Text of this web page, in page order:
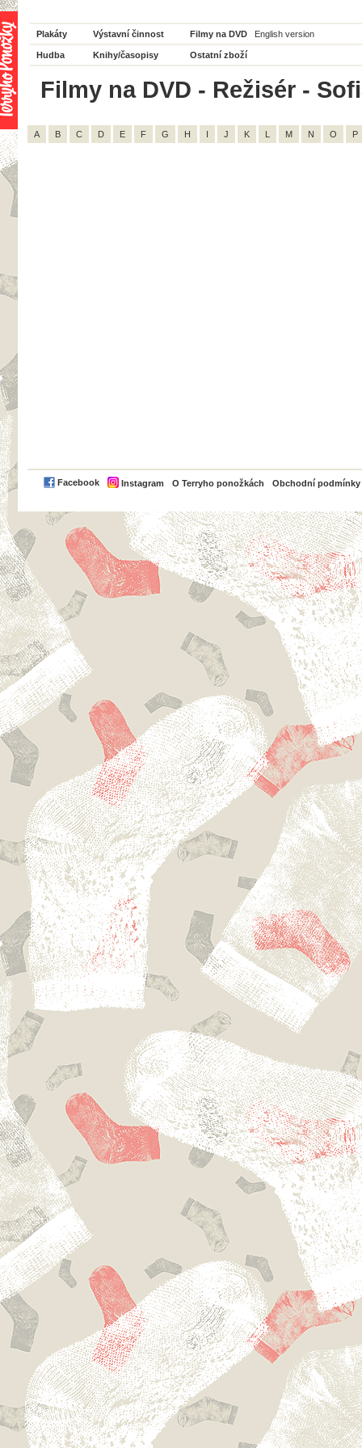
Plakáty Výstavní činnost Filmy na DVD English version
Hudba Knihy/časopisy Ostatní zboží
Filmy na DVD - Režisér -
A B C D E F G H I J K L M N O P
Facebook Instagram O Terryho ponožkách Obchodní podmínky
PayPal